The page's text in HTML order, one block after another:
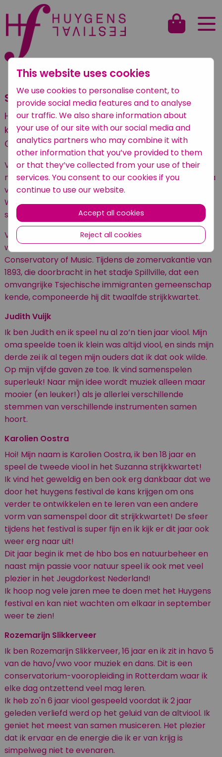
Back to overview
Suzanna Quartet
Het Suzanna strijkkwartet is een splinternieuw
kwartet dat opgericht is door musici van het
Constantijn sinfonietta!
Vanuit daar ook de naam Suzanna, dat is namelijk de
naam van de vrouw van Constantijn Huygens, Suzanna
van Baerle!
Wij gaan het 2e, Lento deel spelen uit het prachtige 12
strijkkwartet in F groot van Dvorák.
Van 1892 tot 1895 woonde Dvořák in New York waar hij
werkzaam was als directeur van het National
Conservatory of Music. Tijdens de zomervakantie van
1893, die doorbracht in het stadje Spillville, dat een
omvangrijke Tsjechische immigranten gemeenschap
kende, componeerde hij dit twaalfde strijkkwartet.
Judith Vuijk
Ik ben Judith en ik speel nu al zo’n tien jaar viool. Mijn
oma speelde toen ik klein was altijd viool, en sinds mijn
derde zei ik al tegen mijn ouders dat ik dat ook wilde.
Op mijn vijfde gaven ze toe. Ik vind samenspelen
superleuk! Naar mijn idee wordt muziek alleen maar
mooier (en leuker!) als je allerlei verschillende
stemmen van verschillende instrumenten samen
hoort.
Karolien Oostra
Hoi! Mijn naam is Karolien Oostra, ik ben 18 jaar en
speel de tweede viool in het Suzanna strijkkwartet!
Ik vind het geweldig en ben ook erg dankbaar dat we
door het huygens festival de kans krijgen om ons
verder te ontwikkelen en te leren van een andere
vorm van samenspel door dit strijkkwartet! De sfeer
tijdens het festival is super fijn en ik kijk er dit jaar ook
weer erg naar uit!
Dit jaar begin ik met de hbo bos en natuurbeheer en
naast mijn passie voor natuur speel ik ook met veel
plezier in het Jeugdorkest Nederland!
Ik hoop nog vele jaren mee te doen met het Huygens
festival en kan niet wachten om elkaar in september
weer te zien!
Rozemarijn Slikkerveer
Ik ben Rozemarijn Slikkerveer, 16 jaar en ik zit in havo 5
van de havo/vwo voor muziek en dans. Dit is een
conservatorium-vooropleiding in Rotterdam waar ik
elke dag ontzettend veel mag leren.
Ik heb zo'n 6 jaar viool gespeeld voordat ik 2 jaar
geleden verliefd werd op het geluid van de altviool. Ik
geniet het meest van samen musiceren. Het plezier
dat ik ervaar en de energie die ik er van krijg is
simpelweg niet te evenaren.
This website uses cookies
We use cookies to personalise content, to
provide social media features and to analyse
our traffic. We also share information about
your use of our site with our social media and
analytics partners who may combine it with
other information that you’ve provided to them
or that they’ve collected from your use of their
services. You consent to our cookies if you
continue to use our website.
Accept all cookies
Reject all cookies